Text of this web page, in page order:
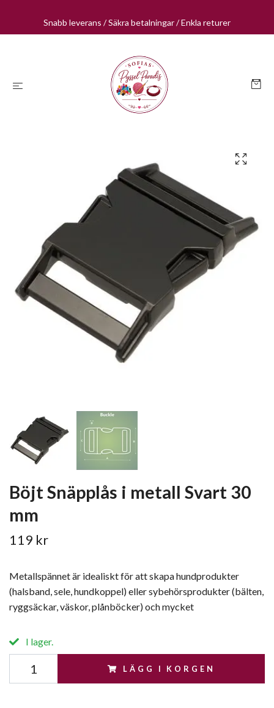
Snabb leverans / Säkra betalningar / Enkla returer
Böjt Snäpplås i metall Svart 30
mm
119 kr
Metallspännet är idealiskt för att skapa hundprodukter
(halsband, sele, hundkoppel) eller sybehörsprodukter (bälten,
ryggsäckar, väskor, plånböcker) och mycket
I lager.
LÄGG I KORGEN